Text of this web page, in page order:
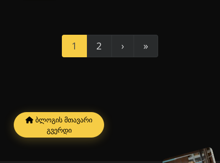
1 2 › »
ბლოგის მთავარი
გვერდი